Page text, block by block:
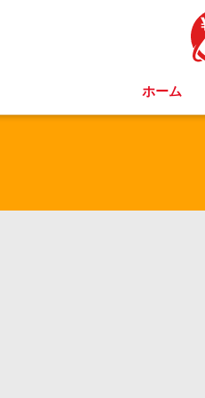
ホーム